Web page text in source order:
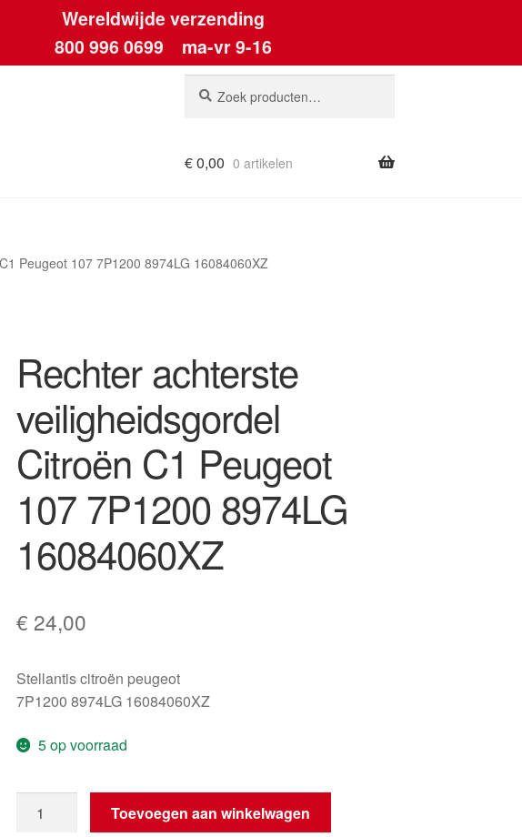
Wereldwijde verzending
800 996 0699 ma-vr 9-16
naar:
€0,00 0 artikelen
Peugeot 107 7P1200 8974LG 16084060XZ
Rechter achterste
veiligheidsgordel
Citroën C1 Peugeot
107 7P1200 8974LG
16084060XZ
€ 24,00
Stellantis citroën peugeot
7P1200 8974LG 16084060XZ
5 op voorraad
achterste
Toevoegen aan winkelwagen